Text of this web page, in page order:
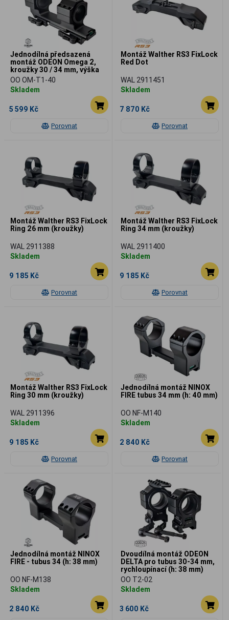
Porovnat
Jednodílná předsazená
montáž ODEON Omega 2,
kroužky 30 / 34 mm, výška
40 mm, 20 MOA
OO OM-T1-40
Skladem
5 599 Kč
Porovnat
Montáž Walther RS3 FixLock
Red Dot
WAL 2911451
Skladem
7 870 Kč
Porovnat
Montáž Walther RS3 FixLock
Ring 26 mm (kroužky)
WAL 2911388
Skladem
9 185 Kč
Porovnat
Montáž Walther RS3 FixLock
Ring 34 mm (kroužky)
WAL 2911400
Skladem
9 185 Kč
Porovnat
Montáž Walther RS3 FixLock
Ring 30 mm (kroužky)
WAL 2911396
Skladem
9 185 Kč
Porovnat
Jednodílná montáž NINOX
FIRE tubus 34 mm (h: 40 mm)
OO NF-M140
Skladem
2 840 Kč
Jednodílná montáž NINOX
FIRE - tubus 34 (h: 38 mm)
OO NF-M138
Skladem
2 840 Kč
Dvoudílná montáž ODEON
DELTA pro tubus 30-34 mm,
rychloupínací (h: 38 mm)
OO T2-02
Skladem
3 600 Kč